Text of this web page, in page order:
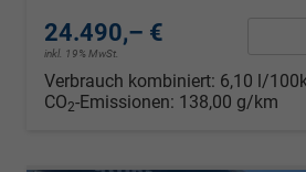
24.490,– €
inkl. 19% MwSt.
Verbrauch kombiniert: 6,10 l/
CO2-Emissionen: 138,00 g/km